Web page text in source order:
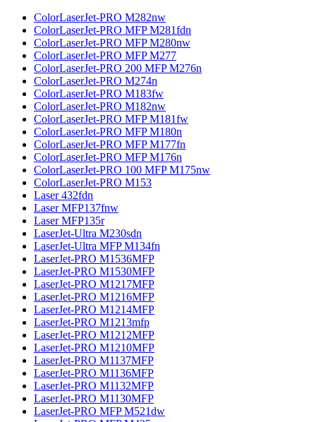
ColorLaserJet-PRO M282nw
ColorLaserJet-PRO MFP M281fdn
ColorLaserJet-PRO MFP M280nw
ColorLaserJet-PRO MFP M277
ColorLaserJet-PRO 200 MFP M276n
ColorLaserJet-PRO M274n
ColorLaserJet-PRO M183fw
ColorLaserJet-PRO M182nw
ColorLaserJet-PRO MFP M181fw
ColorLaserJet-PRO MFP M180n
ColorLaserJet-PRO MFP M177fn
ColorLaserJet-PRO MFP M176n
ColorLaserJet-PRO 100 MFP M175nw
ColorLaserJet-PRO M153
Laser 432fdn
Laser MFP137fnw
Laser MFP135r
LaserJet-Ultra M230sdn
LaserJet-Ultra MFP M134fn
LaserJet-PRO M1536MFP
LaserJet-PRO M1530MFP
LaserJet-PRO M1217MFP
LaserJet-PRO M1216MFP
LaserJet-PRO M1214MFP
LaserJet-PRO M1213mfp
LaserJet-PRO M1212MFP
LaserJet-PRO M1210MFP
LaserJet-PRO M1137MFP
LaserJet-PRO M1136MFP
LaserJet-PRO M1132MFP
LaserJet-PRO M1130MFP
LaserJet-PRO MFP M521dw